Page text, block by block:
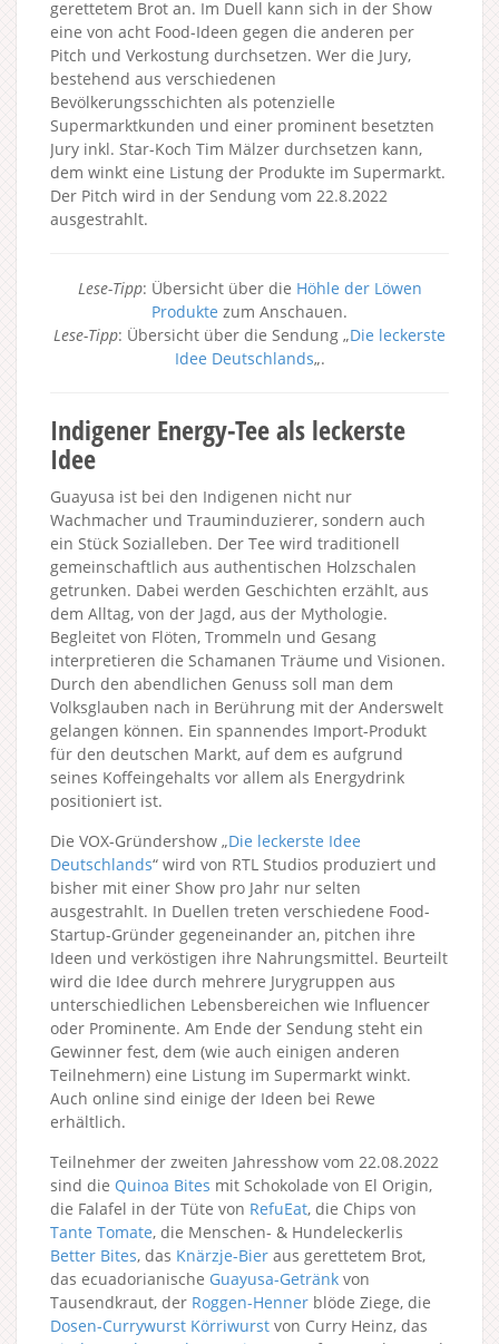
gerettetem Brot an. Im Duell kann sich in der Show
eine von acht Food-Ideen gegen die anderen per
Pitch und Verkostung durchsetzen. Wer die Jury,
bestehend aus verschiedenen
Bevölkerungsschichten als potenzielle
Supermarktkunden und einer prominent besetzten
Jury inkl. Star-Koch Tim Mälzer durchsetzen kann,
dem winkt eine Listung der Produkte im Supermarkt.
Der Pitch wird in der Sendung vom 22.8.2022
ausgestrahlt.
Lese-Tipp: Übersicht über die Höhle der Löwen
Produkte zum Anschauen.
Lese-Tipp: Übersicht über die Sendung „Die leckerste
Idee Deutschlands„.
Indigener Energy-Tee als leckerste
Idee
Guayusa ist bei den Indigenen nicht nur
Wachmacher und Trauminduzierer, sondern auch
ein Stück Sozialleben. Der Tee wird traditionell
gemeinschaftlich aus authentischen Holzschalen
getrunken. Dabei werden Geschichten erzählt, aus
dem Alltag, von der Jagd, aus der Mythologie.
Begleitet von Flöten, Trommeln und Gesang
interpretieren die Schamanen Träume und Visionen.
Durch den abendlichen Genuss soll man dem
Volksglauben nach in Berührung mit der Anderswelt
gelangen können. Ein spannendes Import-Produkt
für den deutschen Markt, auf dem es aufgrund
seines Koffeingehalts vor allem als Energydrink
positioniert ist.
Die VOX-Gründershow „Die leckerste Idee
Deutschlands“ wird von RTL Studios produziert und
bisher mit einer Show pro Jahr nur selten
ausgestrahlt. In Duellen treten verschiedene Food-
Startup-Gründer gegeneinander an, pitchen ihre
Ideen und verköstigen ihre Nahrungsmittel. Beurteilt
wird die Idee durch mehrere Jurygruppen aus
unterschiedlichen Lebensbereichen wie Influencer
oder Prominente. Am Ende der Sendung steht ein
Gewinner fest, dem (wie auch einigen anderen
Teilnehmern) eine Listung im Supermarkt winkt.
Auch online sind einige der Ideen bei Rewe
erhältlich.
Teilnehmer der zweiten Jahresshow vom 22.08.2022
sind die Quinoa Bites mit Schokolade von El Origin,
die Falafel in der Tüte von RefuEat, die Chips von
Tante Tomate, die Menschen- & Hundeleckerlis
Better Bites, das Knärzje-Bier aus gerettetem Brot,
das ecuadorianische Guayusa-Getränk von
Tausendkraut, der Roggen-Henner blöde Ziege, die
Dosen-Currywurst Körriwurst von Curry Heinz, das